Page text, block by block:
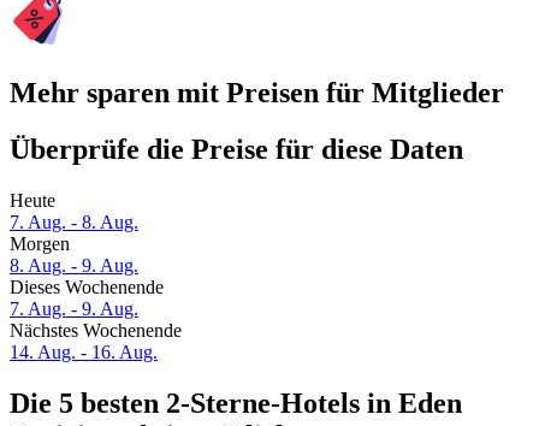
Mehr sparen mit Preisen für Mitglieder
Überprüfe die Preise für diese Daten
Heute
7. Aug. - 8. Aug.
Morgen
8. Aug. - 9. Aug.
Dieses Wochenende
7. Aug. - 9. Aug.
Nächstes Wochenende
14. Aug. - 16. Aug.
Die 5 besten 2-Sterne-Hotels in Eden